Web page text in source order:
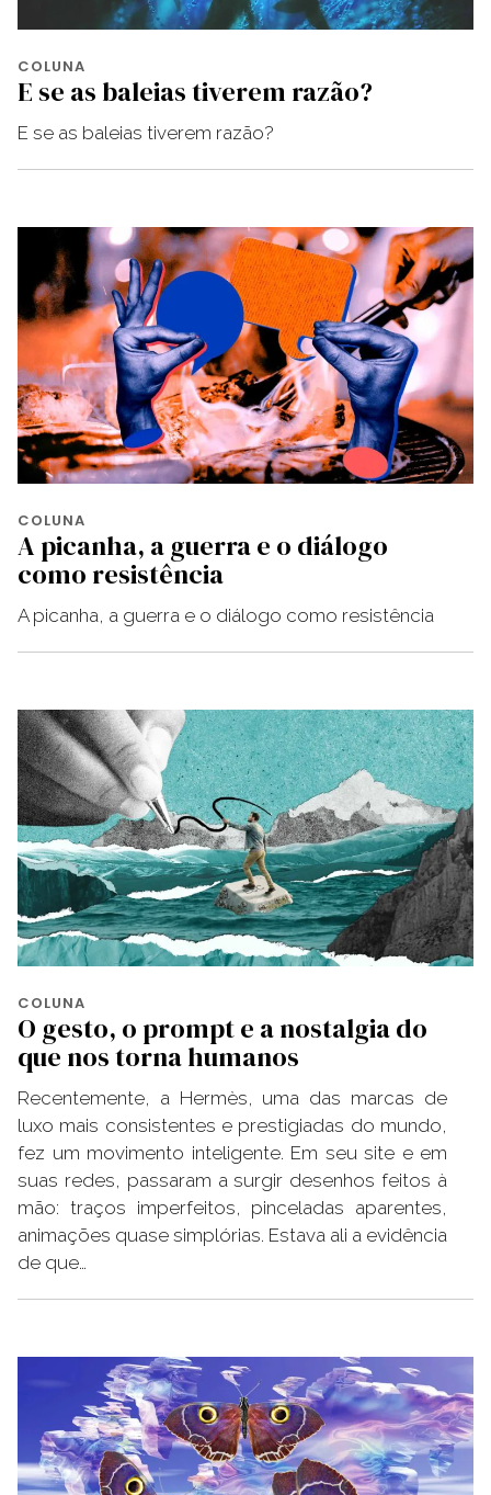
COLUNA
E se as baleias tiverem razão?
E se as baleias tiverem razão?
COLUNA
A picanha, a guerra e o diálogo
como resistência
A picanha, a guerra e o diálogo como resistência
COLUNA
O gesto, o prompt e a nostalgia do
que nos torna humanos
Recentemente, a Hermès, uma das marcas de
luxo mais consistentes e prestigiadas do mundo,
fez um movimento inteligente. Em seu site e em
suas redes, passaram a surgir desenhos feitos à
mão: traços imperfeitos, pinceladas aparentes,
animações quase simplórias. Estava ali a evidência
de que…